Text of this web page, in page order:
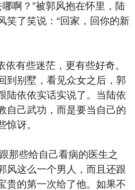
啊？”被郭风抱在怀里，陆
笑了笑说：“回家，回你的新
有些迷茫，更有些好奇。
到别墅，看见众女之后，郭
陆依依实话实说了。当陆依
自己武功，而是要当自己的
惊讶。
那些给自己看病的医生之
风这么一个男人，而且还跟
贵的第一次给了他。如果不